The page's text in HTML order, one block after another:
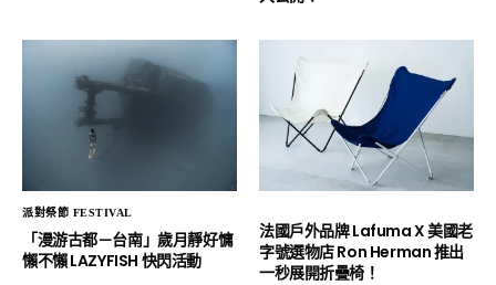
派對祭節 FESTIVAL
「漫游古都－台南」歲月靜好慵
懶不懶 LAZYFISH 快閃活動
法國戶外品牌 Lafuma X 美國老
字號選物店 Ron Herman 推出
一秒展開折疊椅！